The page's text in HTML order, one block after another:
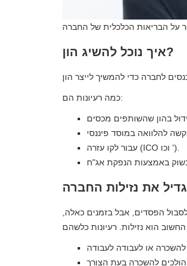
איך נוכל להשיג הון?
כמה רעיונות הם:
עבור לקו עזרה (ICO וכו ').
הפסדים, אבל בזמנים כאלה,